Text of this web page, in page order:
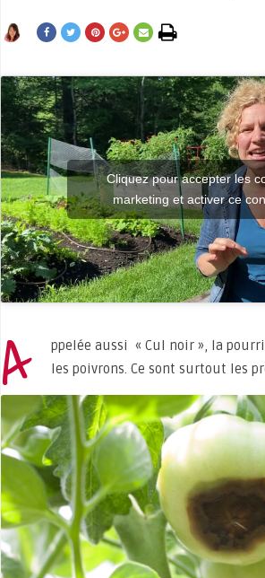
Cliquez pour accepter les
marketing et activer ce
A
ppelée aussi « Cul noir », la
les poivrons. Ce sont surtout les